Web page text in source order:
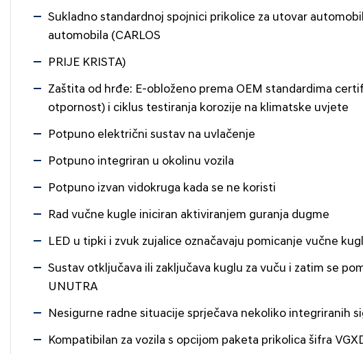
Sukladno standardnoj spojnici prikolice za utovar
automobila (CARLOS
PRIJE KRISTA)
Zaštita od hrđe: E-obloženo prema OEM standardima
otpornost) i ciklus testiranja korozije na klimatske uvjete
Potpuno električni sustav na uvlačenje
Potpuno integriran u okolinu vozila
Potpuno izvan vidokruga kada se ne koristi
Rad vučne kugle iniciran aktiviranjem guranja dugme
LED u tipki i zvuk zujalice označavaju pomicanje vučne
Sustav otključava ili zaključava kuglu za vuču i zatim se
UNUTRA
Nesigurne radne situacije sprječava nekoliko integriranih
Kompatibilan za vozila s opcijom paketa prikolica šifra